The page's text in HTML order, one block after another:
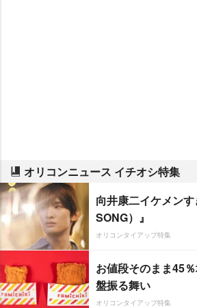
オリコンニュース イチオシ特集
向井康二イケメン
SONG）』
オリコンタイアップ特集
お値段そのまま45
盤振る舞い
オリコンタイアップ特集